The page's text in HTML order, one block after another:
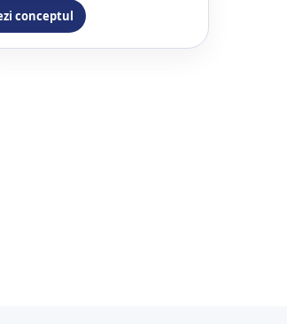
conceptul